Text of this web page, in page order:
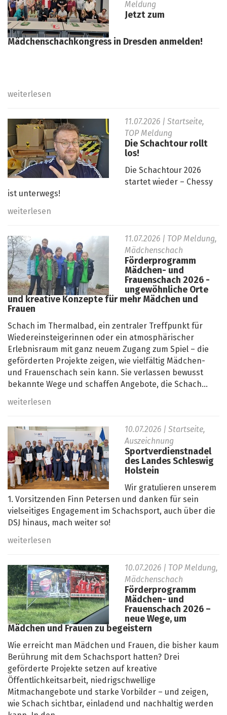
Meldung
Jetzt zum
Mädchenschachkongress in Dresden anmelden!
weiterlesen
11.07.2026 | Startseite,
TOP Meldung
Die Schachtour rollt
los!
Die Schachtour 2026
startet wieder – Chessy
ist unterwegs!
weiterlesen
11.07.2026 | TOP Meldung,
Mädchenschach
Förderprogramm
Mädchen- und
Frauenschach 2026 -
ungewöhnliche Orte
und kreative Konzepte für mehr Mädchen und
Frauen
Schach im Thermalbad, ein zentraler Treffpunkt für
Wiedereinsteigerinnen oder ein atmosphärischer
Erlebnisraum mit ganz neuem Zugang zum Spiel – die
geförderten Projekte zeigen, wie vielfältig Mädchen-
und Frauenschach sein kann. Sie verlassen bewusst
bekannte Wege und schaffen Angebote, die Schach...
weiterlesen
10.07.2026 | Startseite,
Auszeichnung
Sportverdienstnadel
des Landes Schleswig
Holstein
Wir gratulieren unserem
1. Vorsitzenden Finn Petersen und danken für sein
vielseitiges Engagement im Schachsport, auch über die
DSJ hinaus, mach weiter so!
weiterlesen
10.07.2026 | TOP Meldung,
Mädchenschach
Förderprogramm
Mädchen- und
Frauenschach 2026 –
neue Wege, um
Mädchen und Frauen zu begeistern
Wie erreicht man Mädchen und Frauen, die bisher kaum
Berührung mit dem Schachsport hatten? Drei
geförderte Projekte setzen auf kreative
Öffentlichkeitsarbeit, niedrigschwellige
Mitmachangebote und starke Vorbilder – und zeigen,
wie Schach sichtbar, einladend und nachhaltig werden